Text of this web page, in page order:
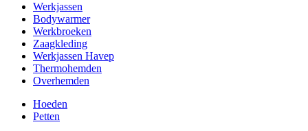
Werkjassen
Bodywarmer
Werkbroeken
Zaagkleding
Werkjassen Havep
Thermohemden
Overhemden
Hoeden
Petten